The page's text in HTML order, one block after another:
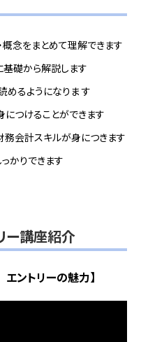
念をまとめて理解できます
礎から解説します
るようになりま す
つけることができます
会計スキルが身につきます
かりできます
ー講座紹介
ントリーの魅力】